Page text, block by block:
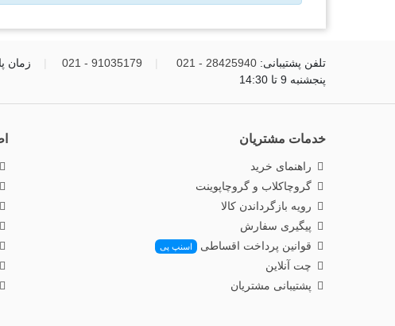
تلفن پشتیبانی: 28425940 - 021
91035179 - 021
پنجشنبه 9 تا 14:30
خدمات مشتریان
راهنمای خرید
گروچاکلاب و گروچاپوینت
رویه بازگرداندن کالا
پیگیری سفارش
قوانین پرداخت اقساطی
اسنپ پی
چت آنلاین
پشتیبانی مشتریان